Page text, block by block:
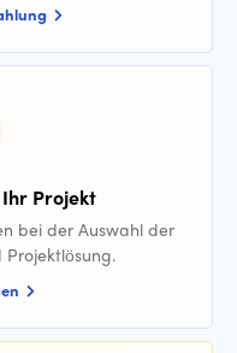
Projekt
bei der Auswahl der
Projektlösung.